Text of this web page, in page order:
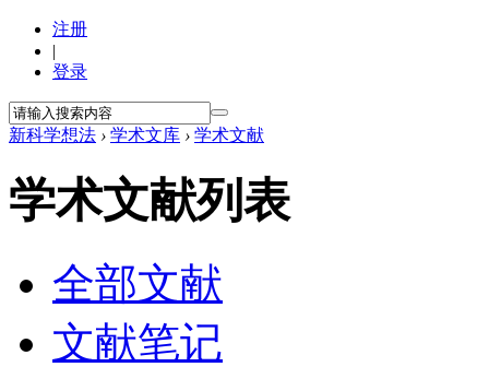
注册
|
登录
新科学想法 › 学术文库 › 学术文献
学术文献列表
全部文献
文献笔记